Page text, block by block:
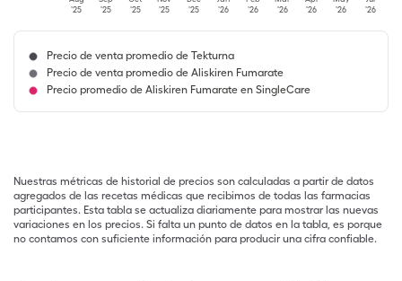
'25
'25
'25
'25
'25
'26
'26
'26
'26
'26
'26
Precio de venta promedio de Tekturna
Precio de venta promedio de Aliskiren Fumarate
Precio promedio de Aliskiren Fumarate en SingleCare
Nuestras métricas de historial de precios son calculadas a partir de datos
agregados de las recetas médicas que recibimos de todas las farmacias
participantes. Esta tabla se actualiza diariamente para mostrar las nuevas
variaciones en los precios. Si falta un punto de datos en la tabla, es porque
no contamos con suficiente información para producir una cifra confiable.